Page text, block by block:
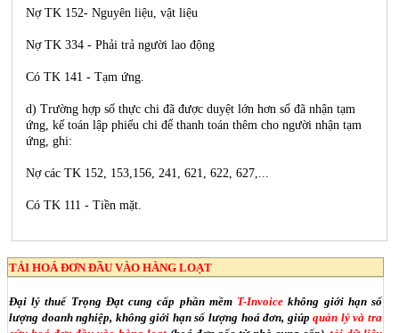
Nợ TK 152- Nguyên liệu, vật liệu
Nợ TK 334 - Phải trả người lao động
Có TK 141 - Tạm ứng.
d) Trường hợp số thực chi đã được duyệt lớn hơn số đã nhận tạm
ứng, kế toán lập phiếu chi để thanh toán thêm cho người nhận tạm
ứng, ghi:
Nợ các TK 152, 153,156, 241, 621, 622, 627,...
Có TK 111 - Tiền mặt.
TẢI HOÁ ĐƠN ĐẦU VÀO HÀNG LOẠT
Đại lý thuế Trọng Đạt cung cấp phần mềm T-Invoice không giới hạn số
lượng doanh nghiệp, không giới hạn số lượng hoá đơn, giúpquản lý và tra